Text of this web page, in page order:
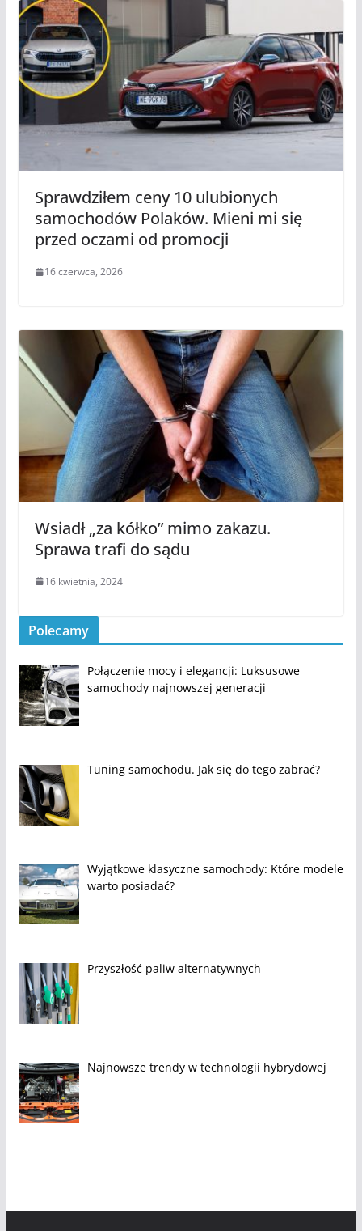
Sprawdziłem ceny 10 ulubionych
samochodów Polaków. Mieni mi się
przed oczami od promocji
16 czerwca, 2026
Wsiadł „za kółko” mimo zakazu.
Sprawa trafi do sądu
16 kwietnia, 2024
Polecamy
Połączenie mocy i elegancji: Luksusowe
samochody najnowszej generacji
Tuning samochodu. Jak się do tego zabrać?
Wyjątkowe klasyczne samochody: Które modele
warto posiadać?
Przyszłość paliw alternatywnych
Najnowsze trendy w technologii hybrydowej